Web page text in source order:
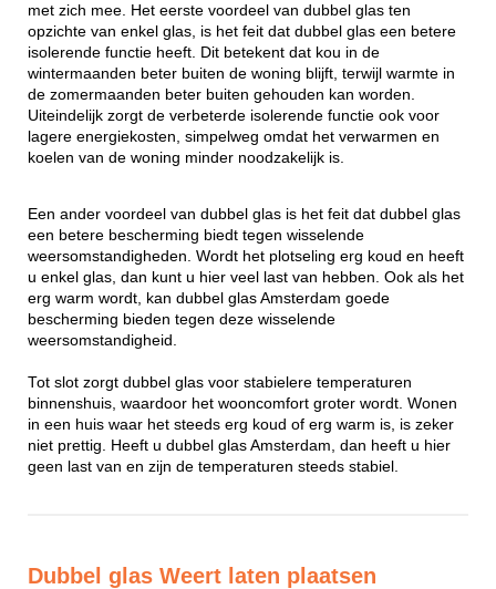
met zich mee. Het eerste voordeel van dubbel glas ten
opzichte van enkel glas, is het feit dat dubbel glas een betere
isolerende functie heeft. Dit betekent dat kou in de
wintermaanden beter buiten de woning blijft, terwijl warmte in
de zomermaanden beter buiten gehouden kan worden.
Uiteindelijk zorgt de verbeterde isolerende functie ook voor
lagere energiekosten, simpelweg omdat het verwarmen en
koelen van de woning minder noodzakelijk is.
Een ander voordeel van dubbel glas is het feit dat dubbel glas
een betere bescherming biedt tegen wisselende
weersomstandigheden. Wordt het plotseling erg koud en heeft
u enkel glas, dan kunt u hier veel last van hebben. Ook als het
erg warm wordt, kan dubbel glas Amsterdam goede
bescherming bieden tegen deze wisselende
weersomstandigheid.
Tot slot zorgt dubbel glas voor stabielere temperaturen
binnenshuis, waardoor het wooncomfort groter wordt. Wonen
in een huis waar het steeds erg koud of erg warm is, is zeker
niet prettig. Heeft u dubbel glas Amsterdam, dan heeft u hier
geen last van en zijn de temperaturen steeds stabiel.
Dubbel glas Weert laten plaatsen